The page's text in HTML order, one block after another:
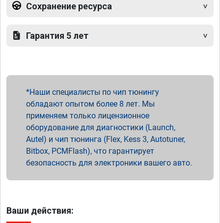
Сохранение ресурса
Гарантия 5 лет
Наши специалисты по чип тюнингу
обладают опытом более 8 лет. Мы
применяем только лицензионное
оборудование для диагностики (Launch,
Autel) и чип тюнинга (Flex, Kess 3, Autotuner,
Bitbox, PCMFlash), что гарантирует
безопасность для электроники вашего авто.
Ваши действия: